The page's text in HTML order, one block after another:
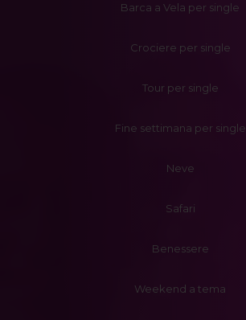
Barca a Vela per single
Crociere per single
Tour per single
Fine settimana per single
Neve
Safari
Benessere
Weekend a tema